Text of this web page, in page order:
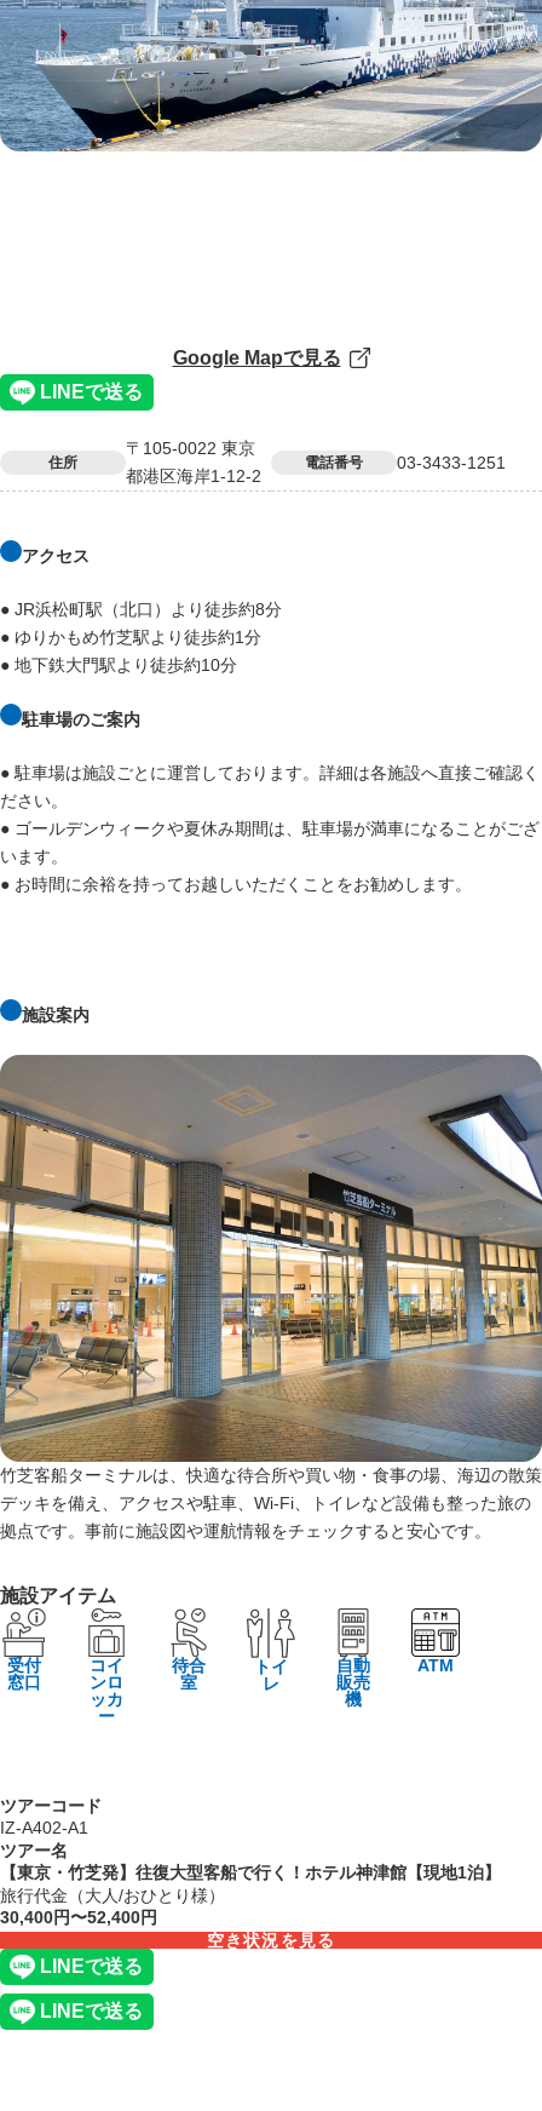
Google Mapで見る
住所
〒105-0022 東京
都港区海岸1-12-2
電話番号 03-3433-1251
アクセス
● JR浜松町駅（北口）より徒歩約8分
● ゆりかもめ竹芝駅より徒歩約1分
● 地下鉄大門駅より徒歩約10分
駐車場のご案内
● 駐車場は施設ごとに運営しております。詳細は各施設へ直接ご確認く
ださい。
● ゴールデンウィークや夏休み期間は、駐車場が満車になることがござ
います。
● お時間に余裕を持ってお越しいただくことをお勧めします。
施設案内
竹芝客船ターミナルは、快適な待合所や買い物・食事の場、海辺の散策
デッキを備え、アクセスや駐車、Wi‑Fi、トイレなど設備も整った旅の
拠点です。事前に施設図や運航情報をチェックすると安心です。
施設アイテム
受付
窓口
コイ
ンロ
ッカ
ー
待合
室
トイ
レ
自動
販売
機
ATM
ツアーコード
IZ-A402-A1
ツアー名
【東京・竹芝発】往復大型客船で行く！ホテル神津館【現地1泊】
旅行代金（大人/おひとり様）
30,400円〜52,400円
空き状況を見る